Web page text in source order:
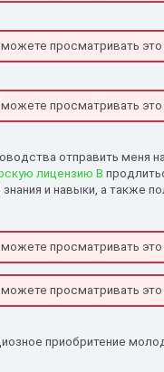
просматривать
просматривать
отправить меня
лицензию В
и навыки, а также
просматривать
просматривать
приобритение